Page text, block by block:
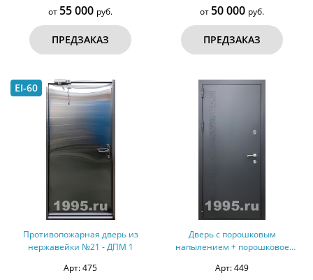
от 55 000 руб.
ПРЕДЗАКАЗ
от 50 000 руб.
ПРЕДЗАКАЗ
EI-60
Противопожарная дверь из
нержавейки №21 - ДПМ 1
Арт: 475
Дверь с порошковым
напылением + порошковое
Арт: 449